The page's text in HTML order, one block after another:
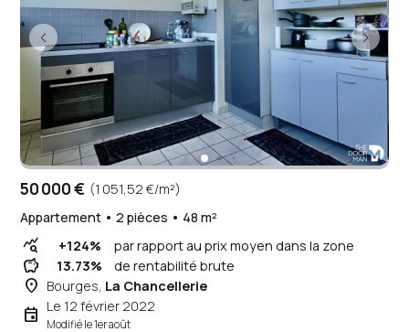
50 000 € (1 051,52 €/m²)
Appartement • 2 pièces • 48 m²
query_stats +124% par rapport au prix moyen dans la zone
savings 13.73% de rentabilité brute
place Bourges, La Chancellerie
event Le 12 février 2022
Modifié le 1er août